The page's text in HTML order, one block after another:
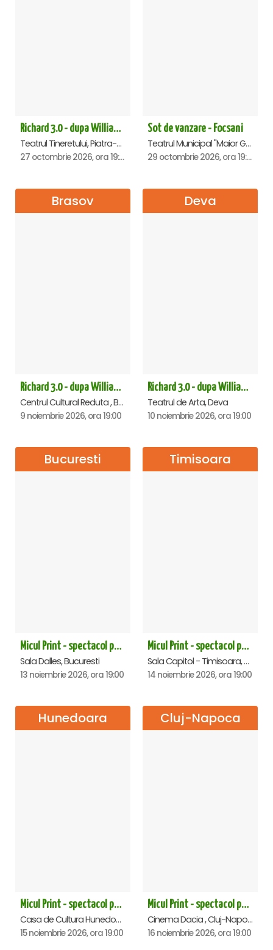
Richard 3.0 - dupa William Shakespeare - Premiera - Piatra Neamt
Teatrul Tineretului, Piatra-Neamt
27 octombrie 2026, ora 19:00
Sot de vanzare - Focsani
Teatrul Municipal "Maior Gh. Pastia", Focsani
29 octombrie 2026, ora 19:00
Brasov
Richard 3.0 - dupa William Shakespeare - Premiera - Brasov
Centrul Cultural Reduta , Brasov
9 noiembrie 2026, ora 19:00
Deva
Richard 3.0 - dupa William Shakespeare - Premiera - Deva
Teatrul de Arta, Deva
10 noiembrie 2026, ora 19:00
Bucuresti
Micul Print - spectacol pentru oameni mari - Bucuresti
Sala Dalles, Bucuresti
13 noiembrie 2026, ora 19:00
Timisoara
Micul Print - spectacol pentru oameni mari - Timisoara
Sala Capitol - Timisoara, Timisoara
14 noiembrie 2026, ora 19:00
Hunedoara
Micul Print - spectacol pentru oameni mari - Hunedoara
Casa de Cultura Hunedoara - Centrul Cultural Corviniana , Hunedoara
15 noiembrie 2026, ora 19:00
Cluj-Napoca
Micul Print - spectacol pentru oameni mari - Cluj Napoca
Cinema Dacia , Cluj-Napoca
16 noiembrie 2026, ora 19:00